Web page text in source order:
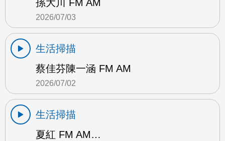
孫大川 FM AM
2026/07/03
生活掃描
蔡佳芬陳一涵 FM AM
2026/07/02
生活掃描
夏紅 FM AM…